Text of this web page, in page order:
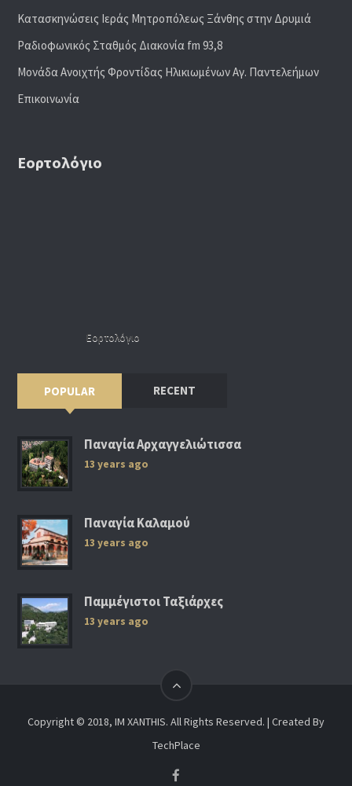
Κατασκηνώσεις Ιεράς Μητροπόλεως Ξάνθης στην Δρυμιά
Ραδιoφωνικός Σταθμός Διακονία fm 93,8
Μονάδα Ανοιχτής Φροντίδας Ηλικιωμένων Αγ. Παντελεήμων
Επικοινωνία
Εορτολόγιο
Εορτολόγιο
POPULAR RECENT
Παναγία Αρχαγγελιώτισσα
13 years ago
Παναγία Καλαμού
13 years ago
Παμμέγιστοι Ταξιάρχες
13 years ago
Copyright © 2018, IM XANTHIS. All Rights Reserved. | Created By
TechPlace